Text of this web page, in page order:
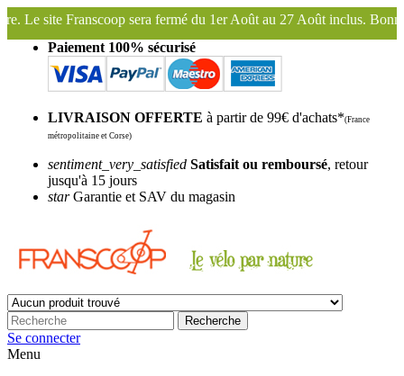
du 1er Août au 27 Août inclus. Bonnes vacances !
Franscoop, le
Paiement 100% sécurisé
LIVRAISON OFFERTE à partir de 99€ d'achats*(France
métropolitaine et Corse)
sentiment_very_satisfied Satisfait ou remboursé, retour
jusqu'à 15 jours
starGarantie et SAV du magasin
Recherche
Se connecter
Menu